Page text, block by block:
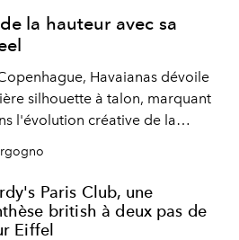
la hauteur avec sa
Havaianas dévoile
silhouette à talon, marquant
l'évolution créative de la
Paris Club, une
british à deux pas de
Eiffel